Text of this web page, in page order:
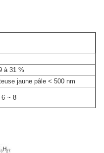
à 31 %
jaune pâle < 500 nm
6 ~ 8